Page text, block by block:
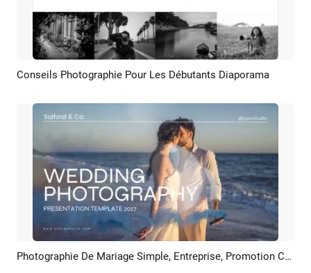
Aperçu Personnaliser
Conseils Photographie Pour Les Débutants Diaporama
Aperçu Créer IA Photographie De Mariage Simple, Entreprise, Promotion Commerciale, Amour, Anniversaire, Diaporama Photo